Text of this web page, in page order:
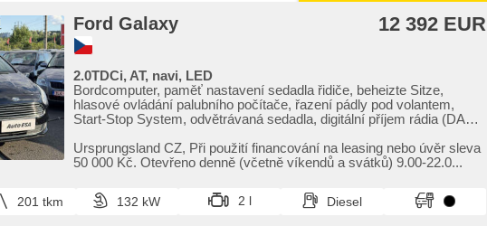
Ford Galaxy 12 392 EUR
2.0TDCi, AT, navi, LED
Bordcomputer, paměť nastavení sedadla řidiče, beheizte Sitze,
hlasové ovládání palubního počítače, řazení pádly pod volantem,
Start-Stop System, odvětrávaná sedadla, digitální příjem rádia (DAB),
klimatizace, El. Seitenscheiben, Klimaautomatik, Ledersitze,
Tempomat, Lenkrad einstellbar, Navigation, Multifunktionslenkrad,
bezklíčové odemykání, täglich Leuchten, LED adaptivní světlomety,
El. Spiegel, beheizte Spiegel, Servolenkung, beheizte Frontscheibe,
Ursprungsland CZ,​ Při použití financování na leasing nebo úvěr sleva
50 000 Kč. Otevřeno denně (včetně víkendů a svátků) 9.00​-22.0...
201 tkm 132 kW 2 l Diesel